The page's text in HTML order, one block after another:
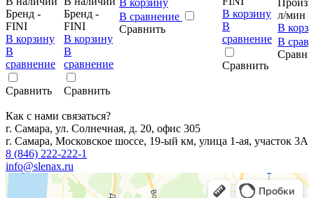
Бренд -
FINI
В корзину
В
сравнение
Сравнить
Бренд -
FINI
В корзину
В
сравнение
Сравнить
В корзину
В сравнение
Сравнить
В корзину
В
сравнение
Сравнить
л/мин -
В
В
Как с нами связаться?
г. Самара, ул. Солнечная, д. 20, офис 305
г. Самара, Московское шоссе, 19-ый км, улица 1-ая, участок 3А
8 (846) 222-222-1
info@slenax.ru